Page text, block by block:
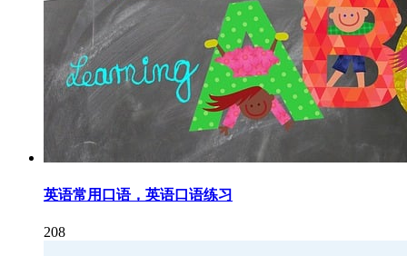
英语常用口语，英语口语练习
208